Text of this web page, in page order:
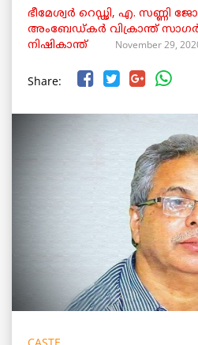
ഭീമേശ്വർ റെഡ്ഢി, എ. സണ്ണി
അംബേഡ്കർ‌ വിക്രാന്ത് സാഗർ
നിഷികാന്ത്
November 29,
Share: